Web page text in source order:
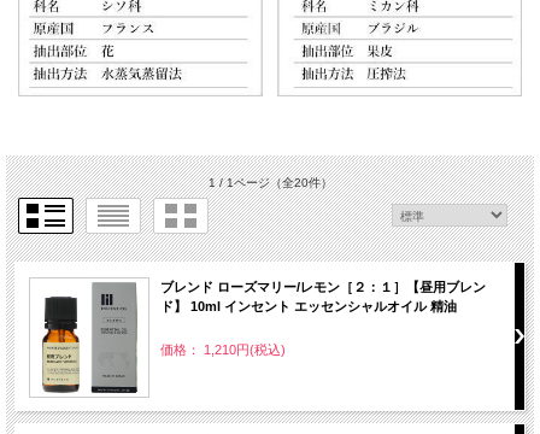
1 / 1ページ（全20件）
ブレンド ローズマリー/レモン［２：１］【昼用ブレン
ド】 10ml インセント エッセンシャルオイル 精油
価格： 1,210円(税込)